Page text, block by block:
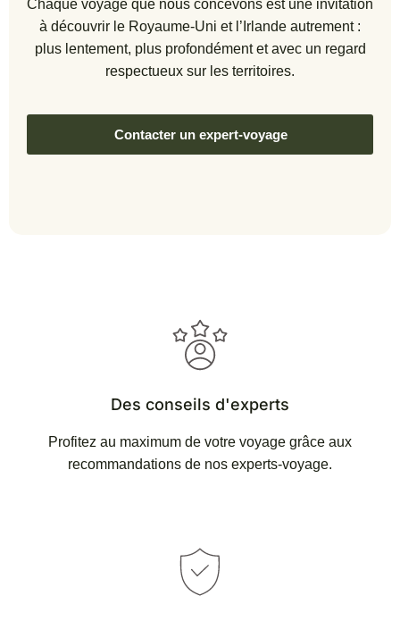
Continuation vers le spectaculaireDoune
Castle, forteresse médiévale utilisée
comme château ancestral d’un célèbre
clan. L’un des lieux les plus
Installation dans les Highlands
Chaque voyage que nous concevons est une invitation
à découvrir le Royaume-Uni et l’Irlande autrement :
plus lentement, plus profondément et avec un regard
respectueux sur les territoires.
Contacter un expert-voyage
Des conseils d'experts
Profitez au maximum de votre voyage grâce aux
recommandations de nos experts-voyage.